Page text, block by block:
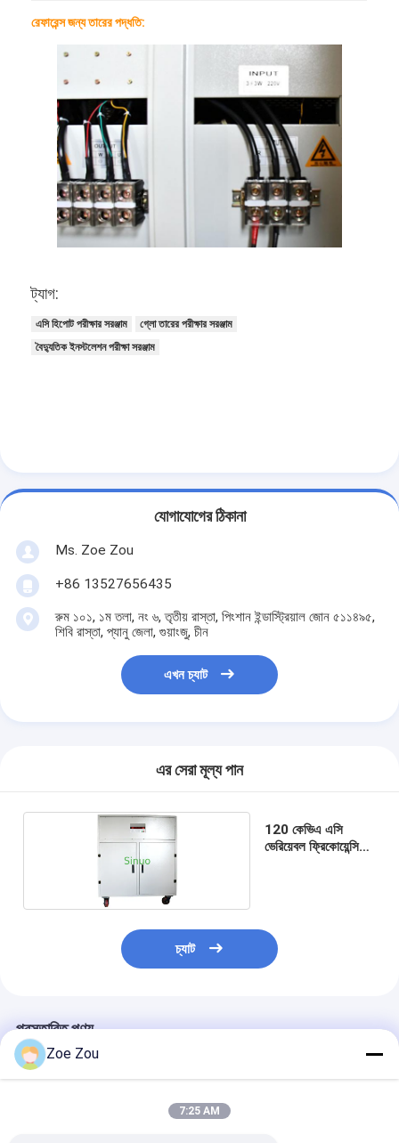
আমাদের সাথে যোগাযোগ
খবর
ব্লগ
বৈদ্যুতিক সরঞ্জাম পরীক্ষার সরঞ্জাম
যানবাহন পরীক্ষার সরঞ্জাম
ব্যাটারি পরীক্ষার সরঞ্জাম
জল ইনগ্রিজ টেস্টিং সরঞ্জাম
পরিবেশগত পরীক্ষা চেম্বার
দাহ্যতা টেস্ট চেম্বার
MCB পরীক্ষার যন্ত্র
মেডিকেল ডিভাইস টেস্টিং সরঞ্জাম
রেফারেন্স জন্য তারের পদ্ধতি:
ট্যাগ:
এসি হিপোট পরীক্ষার সরঞ্জাম
গ্লো তারের পরীক্ষার সরঞ্জাম
বৈদ্যুতিক ইনস্টলেশন পরীক্ষা সরঞ্জাম
যোগাযোগের ঠিকানা
Ms. Zoe Zou
+86 13527656435
রুম ১০১, ১ম তলা, নং ৬, তৃতীয় রাস্তা, পিংশান ইন্ডাস্ট্রিয়াল জোন ৫১১৪৯৫,
শিবি রাস্তা, প্যানু জেলা, গুয়াংজু, চীন
এখন চ্যাট
এর সেরা মূল্য পান
120 কেভিএ এসি
ভেরিয়েবল ফ্রিকোয়েন্সি
চ্যাট
প্রস্তাবিত পণ্য
Zoe Zou
7:25 AM